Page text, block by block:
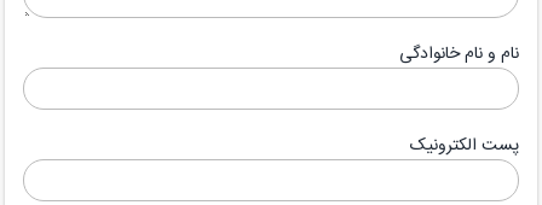
نام و نام خانوادگی
پست الکترونیک